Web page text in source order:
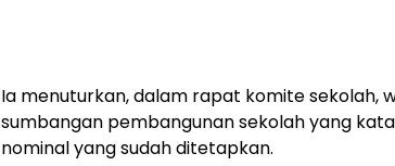
Ia menuturkan, dalam rapat komite sekolah,
sumbangan pembangunan sekolah yang
nominal yang sudah ditetapkan.